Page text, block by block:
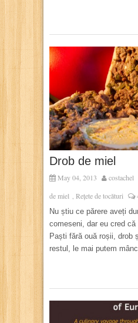
Drob de miel
May 04, 2013 costachel
de miel
Rețete de tocături
Nu știu ce părere aveți
comeseni, dar eu cred
Paști fără ouă roșii, drob
restul, le mai putem